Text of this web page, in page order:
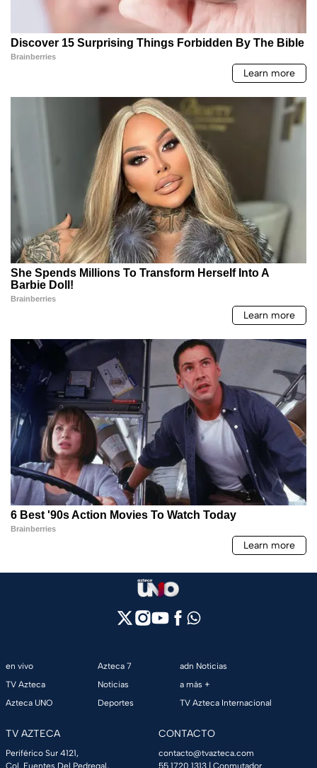
en vivo
TV Azteca
Azteca UNO
Azteca 7
Noticias
Deportes
adn Noticias
a más +
TV Azteca Internacional
TV AZTECA
Periférico Sur 4121,
CONTACTO
contacto@tvazteca.com